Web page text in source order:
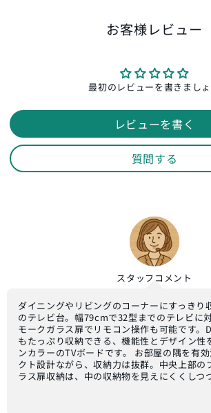
お客様レビュー
最初のレビューを書きまし
レビューを書く
質問する
スタッフ コメント
ダイニングやリビングのコーナーにすっきり
のテレビ台。幅79cmで32型までのテレビに
モークガラス扉でリモコン操作も可能です。
もたっぷり収納できる、機能性とデザイン性
ンカラーのTVボードです。 お部屋の隅を有
クト設計ながら、収納力は抜群。中央上部の
ラス扉収納は、中の収納物を見えにくくしつ
納があり、DVDソフトやゲームソフト、周